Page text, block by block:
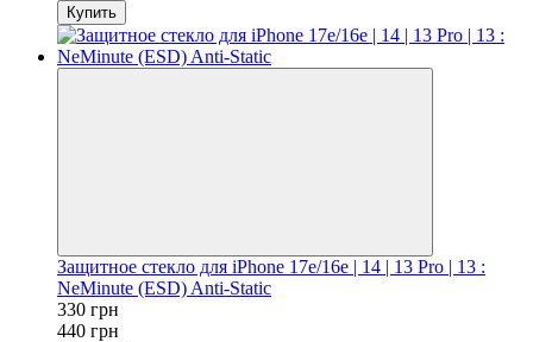
Купить
Защитное стекло для iPhone 17e/16e | 14 | 13 Pro | 13 :
NeMinute (ESD) Anti-Static
330 грн
440 грн